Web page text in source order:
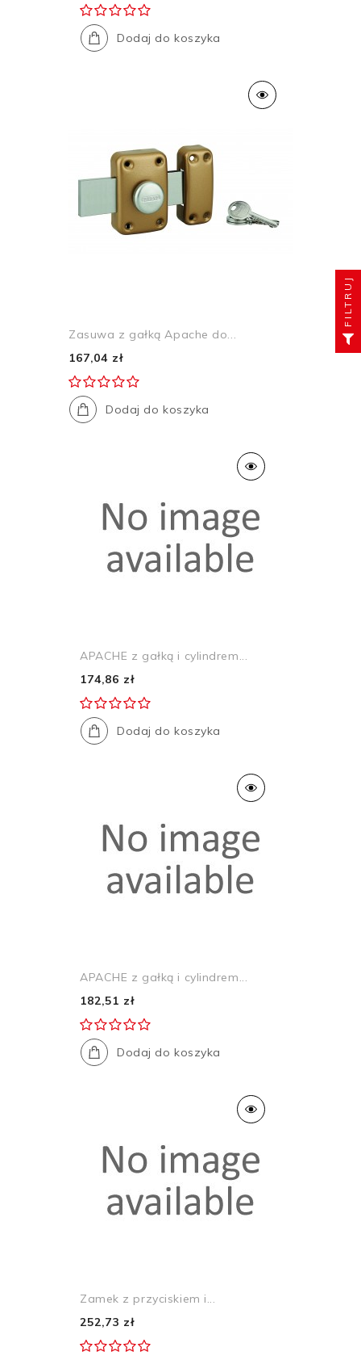
Dodaj do koszyka
Zasuwa z gałką Apache do...
167,04 zł
Dodaj do koszyka
APACHE z gałką i cylindrem...
174,86 zł
Dodaj do koszyka
APACHE z gałką i cylindrem...
182,51 zł
Dodaj do koszyka
Zamek z przyciskiem i...
252,73 zł
FILTRUJ